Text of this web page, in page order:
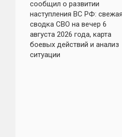
сообщил о развитии
наступления ВС РФ: свежая
сводка СВО на вечер 6
августа 2026 года, карта
боевых действий и анализ
ситуации